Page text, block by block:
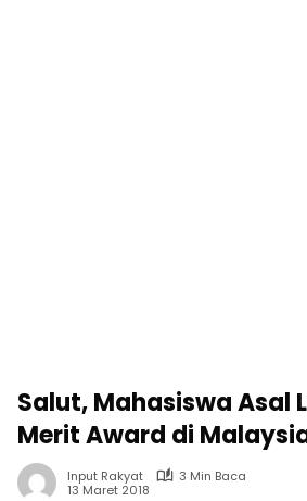
Salut, Mahasiswa Asal
Merit Award di
Input Rakyat
3 Min Baca
13 Maret 2018